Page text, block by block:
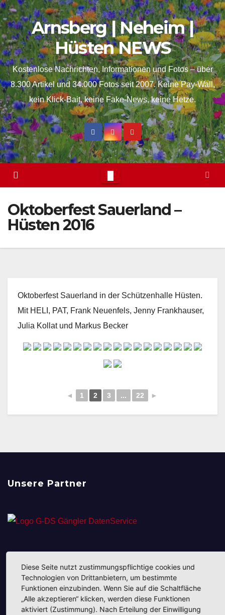
springen
Skip
to
content
Arnsberg | Neheim |
Hüsten NEWS
Kostenlose Nachrichten, Informationen und Fotos – über
8.300 Artikel und 34.000 Fotos seit 2007. Keine Pay-Wall,
kein Klick-Bait, keine Fake-News, keine Hetze.
Oktoberfest Sauerland –
Hüsten 2016
Oktoberfest Sauerland in der Schützenhalle Hüsten.
Mit HELI, PAT, Frank Neuenfels, Jenny Frankhauser,
Julia Kollat und Markus Becker
◄ 1 2 3 ... 22 ►
Unsere Partner
Unsere Partner
Diese Seite nutzt zustimmungspflichtige cookies und
Technologien von Drittanbietern, um bestimmte
Funktionen einzubinden. Wenn Sie auf die Schaltfläche
„Alle akzeptieren“ klicken, werden diese Funktionen
aktiviert (Zustimmung). Nach Erteilung der Einwilligung